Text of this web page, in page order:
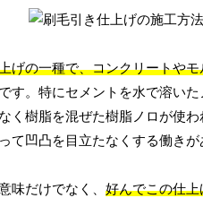
げの一種で、コンクリートや
です。特にセメントを水で溶い
く樹脂を混ぜた樹脂ノロが使
て凹凸を目立たなくする働きが
味だけでなく、 好んでこの仕